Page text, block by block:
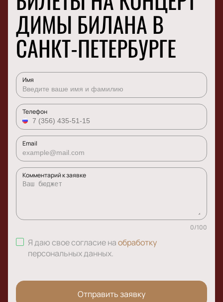
ДИМЫ БИЛАНА В
САНКТ-ПЕТЕРБУРГЕ
Имя
Телефон
Email
Комментарий к заявке
0/100
Я даю свое согласие наобработку
персональных данных.
Отправить заявку